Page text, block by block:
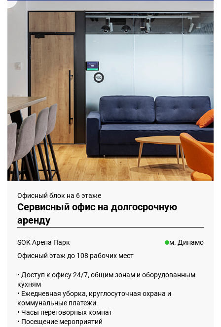
Офисный блок на 6 этаже
Сервисный офис на долгосрочную
аренду
SOK Арена Парк
м. Динамо
Офисный этаж до 108 рабочих мест
• Доступ к офису 24/7, общим зонам и оборудованным
кухням
• Ежедневная уборка, круглосуточная охрана и
коммунальные платежи
• Часы переговорных комнат
• Посещение мероприятий